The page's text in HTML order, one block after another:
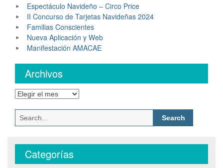
Espectáculo Navideño – Circo Price
II Concurso de Tarjetas Navideñas 2024
Familias Conscientes
Nueva Aplicación y Web
Manifestación AMACAE
Archivos
Categorías